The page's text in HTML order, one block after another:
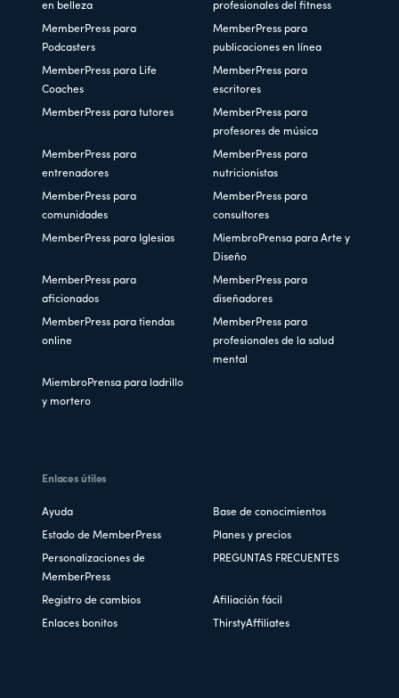
en belleza
profesionales del fitness
MemberPress para
Podcasters
MemberPress para
publicaciones en línea
MemberPress para Life
Coaches
MemberPress para
escritores
MemberPress para tutores
MemberPress para
profesores de música
MemberPress para
entrenadores
MemberPress para
nutricionistas
MemberPress para
comunidades
MemberPress para
consultores
MemberPress para Iglesias
MiembroPrensa para Arte y
Diseño
MemberPress para
aficionados
MemberPress para
diseñadores
MemberPress para tiendas
online
MemberPress para
profesionales de la salud
mental
MiembroPrensa para ladrillo
y mortero
Enlaces útiles
Ayuda Base de conocimientos
Estado de MemberPress Planes y precios
Personalizaciones de
MemberPress
PREGUNTAS FRECUENTES
Registro de cambios Afiliación fácil
Enlaces bonitos ThirstyAffiliates